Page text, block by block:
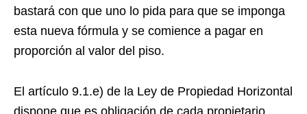
bastará con que uno lo pida para que se imponga
esta nueva fórmula y se comience a pagar en
proporción al valor del piso.
El artículo 9.1.e) de la Ley de Propiedad Horizontal
dispone que es obligación de cada propietario